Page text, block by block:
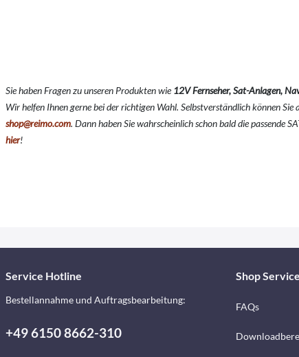
Sie haben Fragen zu unseren Produkten wie12V Fernseher, Sat-Anlagen,
Wir helfen Ihnen gerne bei der richtigen Wahl. Selbstverständlich können Sie
shop@reimo.com. Dann haben Sie wahrscheinlich schon bald die passende
hier!
Service Hotline
Bestellannahme und Auftragsbearbeitung:
+49 6150 8662-310
Shop Service
FAQs